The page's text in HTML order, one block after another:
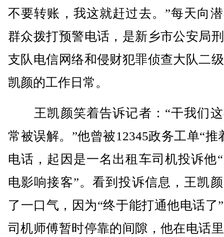
不要转账，我这就赶过去。”每天向
群众拨打预警电话，是新乡市公安局
支队电信网络和侵财犯罪侦查大队二
凯颜的工作日常。
王凯颜笑着告诉记者：“干我们这
常被误解。”他曾被12345政务工单“推
电话，起因是一名出租车司机投诉他
电影响接客”。看到投诉信息，王凯
了一口气，因为“终于能打通他电话了
司机师傅暂时停靠的间隙，他在电话